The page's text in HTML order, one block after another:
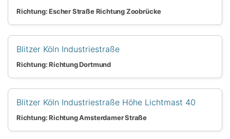
Richtung: Escher Straße Richtung Zoobrücke
Blitzer Köln Industriestraße
Richtung: Richtung Dortmund
Blitzer Köln Industriestraße Höhe Lichtmast 40
Richtung: Richtung Amsterdamer Straße